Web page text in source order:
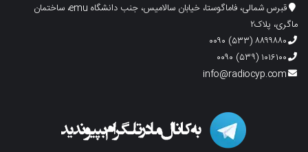
قبرس شمالی، فاماگوستا، خیابان سالامیس، جنب دانشگاه emu، ساختمان
ماگری، پلاک۲
۸۸۹۹۸۸۰ (۵۳۳) ۰۰۹۰
۱۰۱۶۱۰۰ (۵۳۹) ۰۰۹۰
info@radiocyp.com